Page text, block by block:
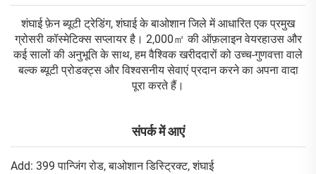
शंघाई फ़ेन ब्यूटी ट्रेडिंग, शंघाई के बाओशान जिले में आधारित एक प्रमुख
ग्रोसरी कॉस्मेटिक्स सप्लायर है। 2,000㎡ की ऑफ़लाइन वेयरहाउस और
कई सालों की अनुभूति के साथ, हम वैश्विक खरीददारों को उच्च-गुणवत्ता वाले
बल्क ब्यूटी प्रोडक्ट्स और विश्वसनीय सेवाएं प्रदान करने का अपना वादा
पूरा करते हैं।
संपर्क में आएं
Add: 399 पान्जिंग रोड, बाओशान डिस्ट्रिक्ट, शंघाई